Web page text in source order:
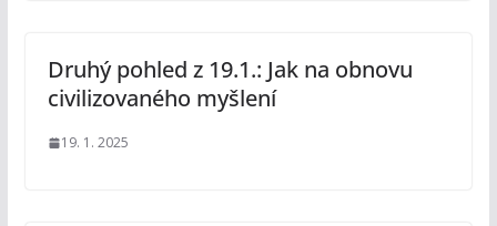
Druhý pohled z 19.1.: Jak na obnovu
civilizovaného myšlení
19. 1. 2025